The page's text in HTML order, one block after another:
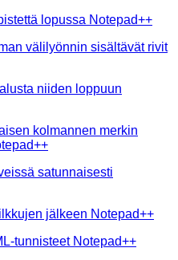
lopussa Notepad++
välilyönnin sisältävät rivit
niiden loppuun
kolmannen merkin
satunnaisesti
jälkeen Notepad++
tunnisteet Notepad++